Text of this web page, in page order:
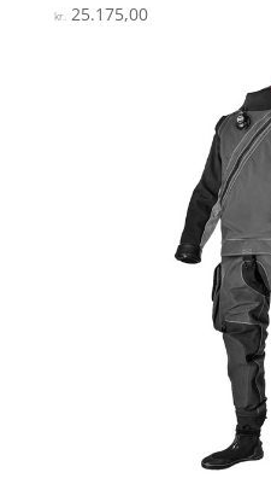
Vurderet
4.8
kr.25.175,00